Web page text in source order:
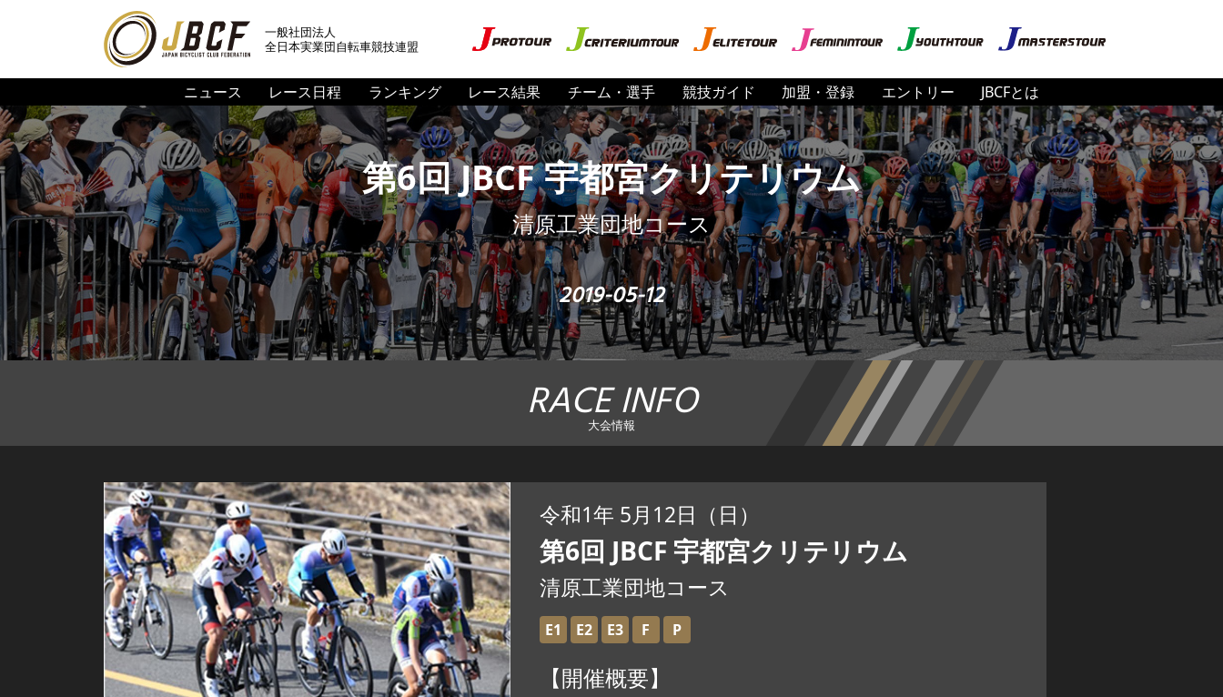
一般社団法人
全日本実業団自転車競技連盟
ニュース レース日程 ランキング レース結果 チーム・選手 競技ガイド 加盟・登録 エントリー JBCFとは
第6回 JBCF 宇都宮クリテリウム
清原工業団地コース
2019-05-12
RACE INFO
大会情報
令和1年 5月12日（日）
第6回 JBCF 宇都宮クリテリウム
清原工業団地コース
E1 E2 E3 F P
【開催概要】